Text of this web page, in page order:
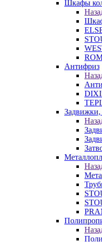
Шкафы
Антифриз
Задвижки,